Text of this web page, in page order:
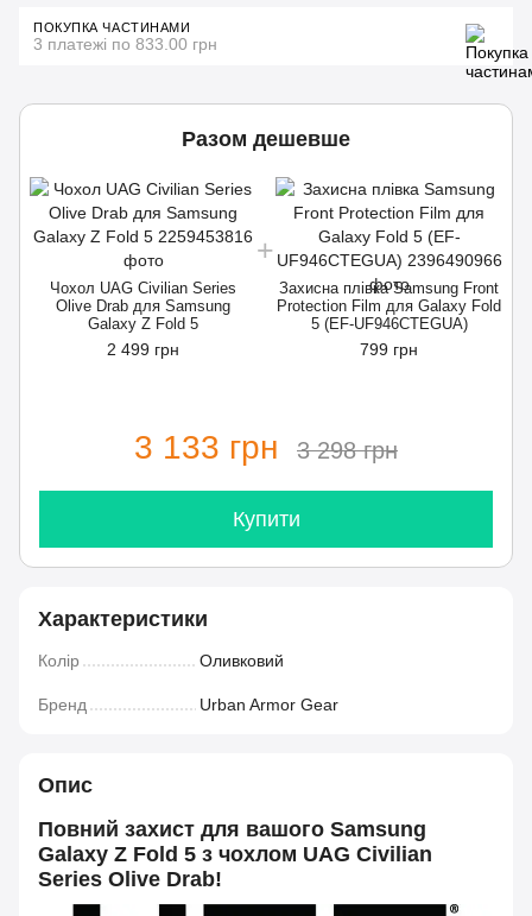
ПОКУПКА ЧАСТИНАМИ
3 платежі по 833.00 грн
Разом дешевше
Чохол UAG Civilian Series
Olive Drab для Samsung
Galaxy Z Fold 5
2 499 грн
Захисна плівка Samsung Front
Protection Film для Galaxy Fold
5 (EF-UF946CTEGUA)
799 грн
3 133 грн 3 298 грн
Купити
Характеристики
Колір Оливковий
Бренд Urban Armor Gear
Опис
Повний захист для вашого Samsung
Galaxy Z Fold 5 з чохлом UAG Civilian
Series Olive Drab!